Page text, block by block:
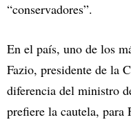
“conservadores”.
En el país, uno de los
Fazio, presidente de la
diferencia del ministro
prefiere la cautela, para